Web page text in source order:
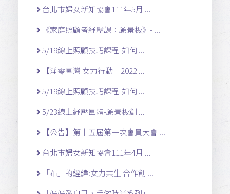
台北市婦女新知協會111年5月 ...
《家庭照顧者紓壓課：願景板》- ...
5/19線上照顧技巧課程-如何 ...
【淨零臺灣 女力行動｜2022 ...
5/19線上照顧技巧課程-如何 ...
5/23線上紓壓團體-願景板創 ...
【公告】第十五屆第一次會員大會 ...
台北市婦女新知協會111年4月 ...
「布」的經緯:女力共生 合作創 ...